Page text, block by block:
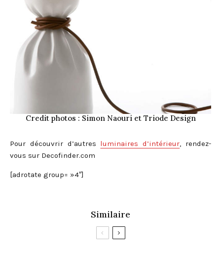
Credit photos : Simon Naouri et Triode Design
Pour découvrir d’autres luminaires d’intérieur, rendez-
vous sur Decofinder.com
[adrotate group= »4″]
Similaire